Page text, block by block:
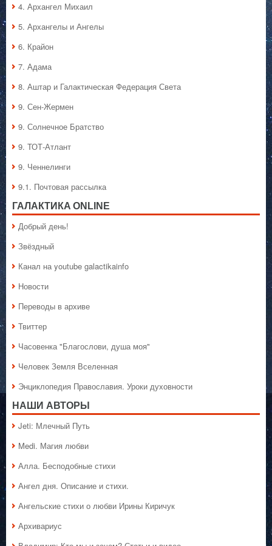
4. Архангел Михаил
5. Архангелы и Ангелы
6. Крайон
7. Адама
8. Аштар и Галактическая Федерация Света
9. Сен-Жермен
9. Солнечное Братство
9. ТОТ-Атлант
9. Ченнелинги
9.1. Почтовая рассылка
ГАЛАКТИКA ONLINE
Добрый день!
Звёздный
Канал на youtube galactikainfo
Новости
Переводы в архиве
Твиттер
Часовенка "Благослови, душа моя"
Человек Земля Вселенная
Энциклопедия Православия. Уроки духовности
НАШИ АВТОРЫ
Jeti: Млечный Путь
Medi. Магия любви
Алла. Бесподобные стихи
Ангел дня. Описание и стихи.
Ангельские стихи о любви Ирины Киричук
Архивариус